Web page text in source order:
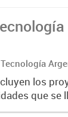
los
que se
en un